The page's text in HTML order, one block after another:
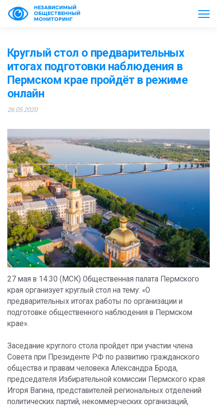
НЕЗАВИСИМЫЙ
ОБЩЕСТВЕННЫЙ
МОНИТОРИНГ
Круглый стол о предварительных
итогах подготовки наблюдения в
Пермском крае пройдёт в режиме
онлайн
26.05.2020
27 мая в 14:30 (МСК) Общественная палата Пермского
края организует круглый стол на тему: «О
предварительных итогах работы по организации и
подготовке общественного наблюдения в Пермском
крае».
Заседание круглого стола пройдет при участии члена
Совета при Президенте РФ по развитию гражданского
общества и правам человека Александра Брода,
председателя Избирательной комиссии Пермского края
Игоря Вагина, представителей региональных отделений
политических партий, некоммерческих организаций,